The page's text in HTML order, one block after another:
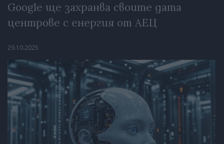
Google ще захранва своите дата
центрове с енергия от АЕЦ
29.10.2025